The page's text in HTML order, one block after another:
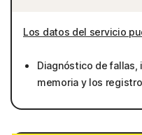
Los datos del servicio
Diagnóstico de
memoria y los